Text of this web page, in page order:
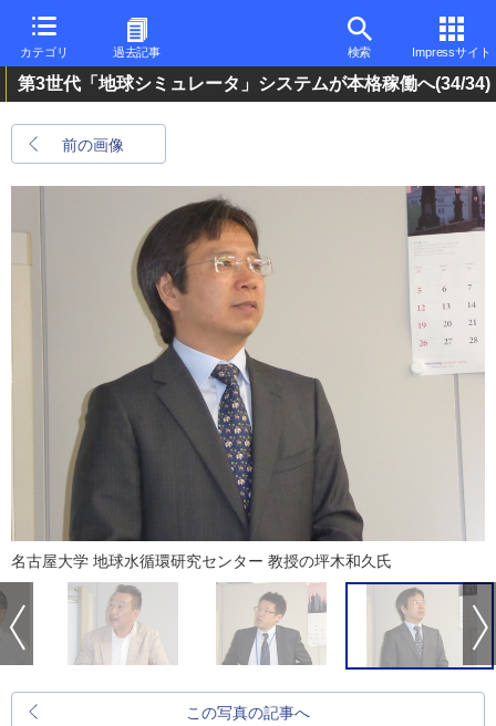
カテゴリ 過去記事 検索 Impressサイト
第3世代「地球シミュレータ」システムが本格稼働へ(34/34)
前の画像
名古屋大学 地球水循環研究センター 教授の坪木和久氏
この写真の記事へ